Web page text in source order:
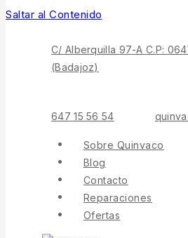
Saltar al Contenido
C/ Alberquilla 97-A C.P:
(Badajoz)
647 15 56 54
Sobre Quinvaco
Blog
Contacto
Reparaciones
Ofertas